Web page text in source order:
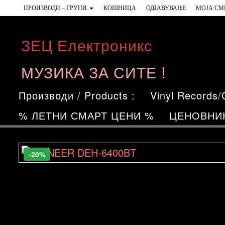
to
content
ПРОИЗВОДИ – ГРУПИ КОШНИЦА ОДЈАВУВАЊЕ МОЈА
ЗЕЦ Електроникс
МУЗИКА ЗА СИТЕ !
Производи / Products : Vinyl Records/
% ЛЕТНИ СМАРТ ЦЕНИ %
-20%